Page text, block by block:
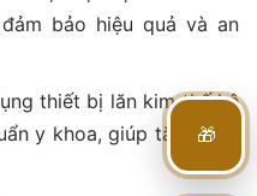
bảo hiệu quả và an
thiết bị lăn kim thế hệ
y khoa, giúp tăng hiệu
🎁